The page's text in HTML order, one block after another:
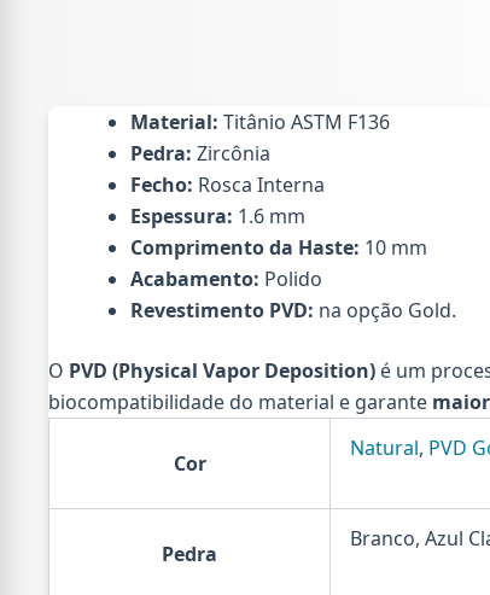
Material: Titânio ASTM F136
Pedra: Zircônia
Fecho: Rosca Interna
Espessura: 1.6 mm
Comprimento da Haste: 10 mm
Acabamento: Polido
Revestimento PVD: na opção Gold.
O PVD (Physical Vapor Deposition) é um
biocompatibilidade do material e garante
Cor
Natural, PVD
Pedra
Branco, Azul